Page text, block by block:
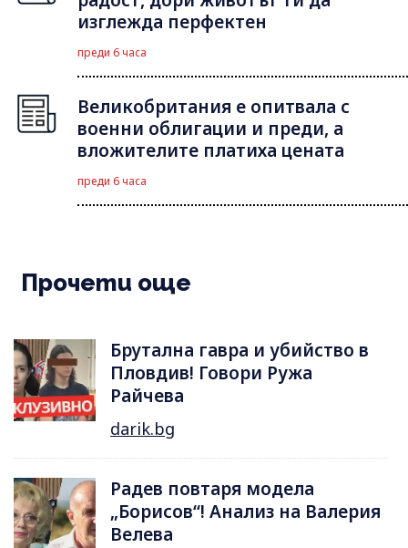
изглежда перфектен
преди 6 часа
Великобритания е опитвала с
военни облигации и преди, а
вложителите платиха цената
преди 6 часа
Прочети още
Брутална гавра и убийство в
Пловдив! Говори Ружа
Райчева
darik.bg
Радев повтаря модела
„Борисов“! Анализ на Валерия
Велева